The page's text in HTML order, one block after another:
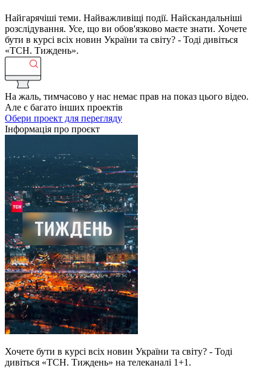
Найгарячіші теми. Найважливіщі події. Найскандальніші
розслідування. Усе, що ви обов'язково маєте знати. Хочете
бути в курсі всіх новин України та світу? - Тоді дивіться
«ТСН. Тиждень».
На жаль, тимчасово у нас немає прав на показ цього відео.
Але є багато інших проектів
Обери проект для перегляду
Інформація про проєкт
Хочете бути в курсі всіх новин України та світу? - Тоді
дивіться «ТСН. Тиждень» на телеканалі 1+1.